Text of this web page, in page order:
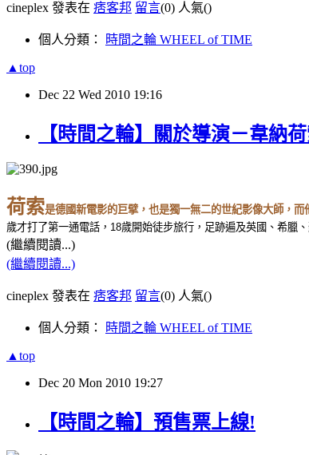
cineplex 發表在 痞客邦 留言(0) 人氣()
個人分類： 時間之輪 WHEEL of TIME
▲top
Dec 22 Wed 2010 19:16
【時間之輪】關於導演－韋納
荷索是德國新電影的巨擘，也是獨一無二的世紀影像大師，而
歲才打了第一通電話， 18歲開始徒步旅行，足跡遍及英國、希臘、
(繼續閱讀...)
(繼續閱讀...)
cineplex 發表在 痞客邦 留言(0) 人氣()
個人分類： 時間之輪 WHEEL of TIME
▲top
Dec 20 Mon 2010 19:27
【時間之輪】預售票上線!